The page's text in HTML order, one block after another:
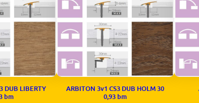
DUB LIBERTY
bm
ARBITON 3v1 CS3 DUB HOLM 30
0,93 bm